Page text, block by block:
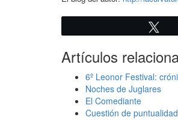
Artículos
6º Leonor Festival:
Noches de Juglares
El Comediante
Cuestión de puntualidad